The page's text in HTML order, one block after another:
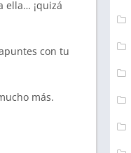
ella… ¡quizá
con tu
más.